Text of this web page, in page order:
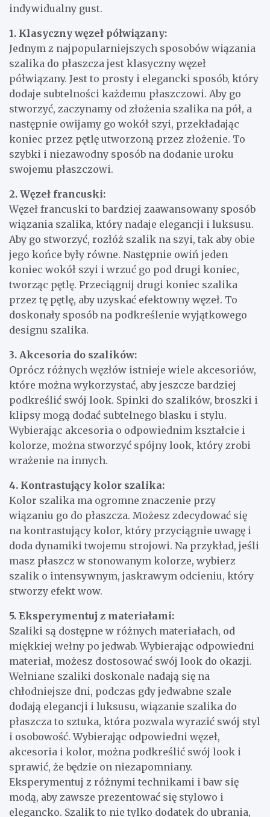
indywidualny gust.
1. Klasyczny węzeł półwiązany:
Jednym z najpopularniejszych sposobów wiązania
szalika do płaszcza jest klasyczny węzeł
półwiązany. Jest to prosty i elegancki sposób, który
dodaje subtelności każdemu płaszczowi. Aby go
stworzyć, zaczynamy od złożenia szalika na pół, a
następnie owijamy go wokół szyi, przekładając
koniec przez pętlę utworzoną przez złożenie. To
szybki i niezawodny sposób na dodanie uroku
swojemu płaszczowi.
2. Węzeł francuski:
Węzeł francuski to bardziej zaawansowany sposób
wiązania szalika, który nadaje elegancji i luksusu.
Aby go stworzyć, rozłóż szalik na szyi, tak aby obie
jego końce były równe. Następnie owiń jeden
koniec wokół szyi i wrzuć go pod drugi koniec,
tworząc pętlę. Przeciągnij drugi koniec szalika
przez tę pętlę, aby uzyskać efektowny węzeł. To
doskonały sposób na podkreślenie wyjątkowego
designu szalika.
3. Akcesoria do szalików:
Oprócz różnych węzłów istnieje wiele akcesoriów,
które można wykorzystać, aby jeszcze bardziej
podkreślić swój look. Spinki do szalików, broszki i
klipsy mogą dodać subtelnego blasku i stylu.
Wybierając akcesoria o odpowiednim kształcie i
kolorze, można stworzyć spójny look, który zrobi
wrażenie na innych.
4. Kontrastujący kolor szalika:
Kolor szalika ma ogromne znaczenie przy
wiązaniu go do płaszcza. Możesz zdecydować się
na kontrastujący kolor, który przyciągnie uwagę i
doda dynamiki twojemu strojowi. Na przykład, jeśli
masz płaszcz w stonowanym kolorze, wybierz
szalik o intensywnym, jaskrawym odcieniu, który
stworzy efekt wow.
5. Eksperymentuj z materiałami:
Szaliki są dostępne w różnych materiałach, od
miękkiej wełny po jedwab. Wybierając odpowiedni
materiał, możesz dostosować swój look do okazji.
Wełniane szaliki doskonale nadają się na
chłodniejsze dni, podczas gdy jedwabne szale
dodają elegancji i luksusu, wiązanie szalika do
płaszcza to sztuka, która pozwala wyrazić swój styl
i osobowość. Wybierając odpowiedni węzeł,
akcesoria i kolor, można podkreślić swój look i
sprawić, że będzie on niezapomniany.
Eksperymentuj z różnymi technikami i baw się
modą, aby zawsze prezentować się stylowo i
elegancko. Szalik to nie tylko dodatek do ubrania,